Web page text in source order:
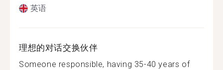
英语
理想的对话交换伙伴
Someone responsible, having 35-40 years of